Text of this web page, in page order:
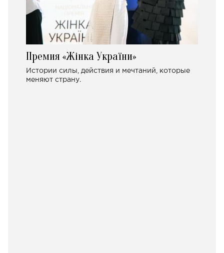
Премия «Жінка України»
Истории силы, действия и мечтаний, которые
меняют страну.